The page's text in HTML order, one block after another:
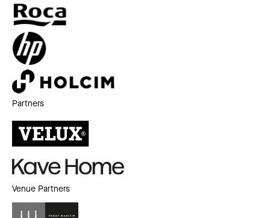
Partners
Venue Partners